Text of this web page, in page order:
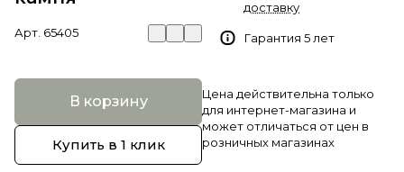
Арт. 65405
В корзину
Купить в 1 клик
доставку
Гарантия 5 лет
Цена действительна только
для интернет-магазина и
может отличаться от цен в
розничных магазинах